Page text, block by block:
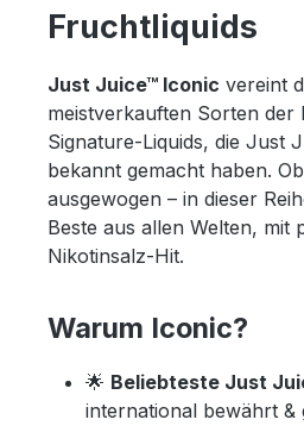
Fruchtliquids
Just Juice™ Iconic vereint
meistverkauften Sorten der
Signature-Liquids, die Just
bekannt gemacht haben.
ausgewogen – in dieser
Beste aus allen Welten, mit
Nikotinsalz-Hit.
Warum Iconic?
🌟 Beliebteste Just
international bewährt &